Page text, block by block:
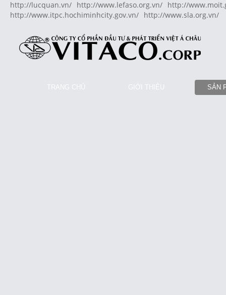
http://lucquan.vn/ http://www.lefaso.org.vn/ http://
http://www.itpc.hochiminhcity.gov.vn/ http://www.sla.org.vn/
TRANG CHỦ GIỚI THIỆU SẢN